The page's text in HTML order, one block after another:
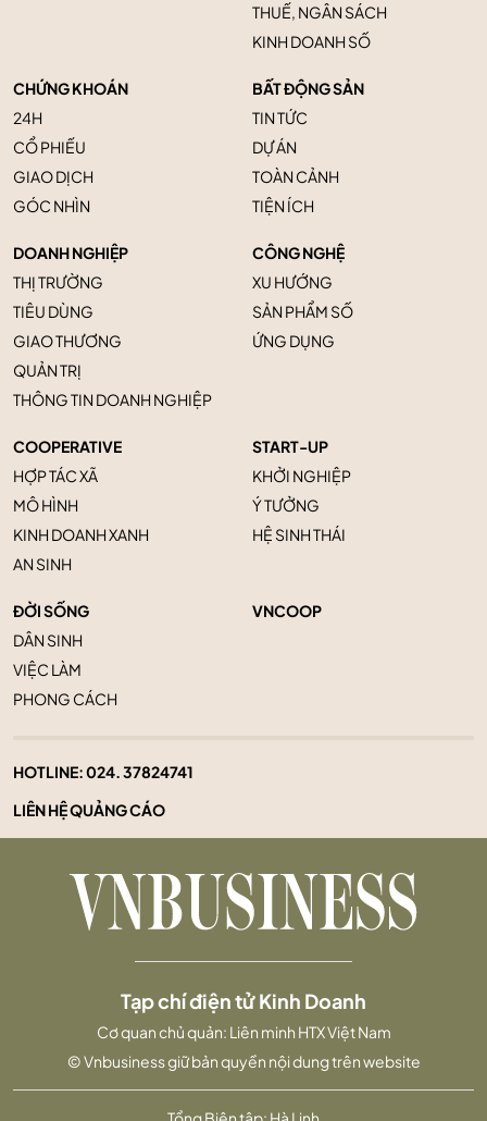
THUẾ, NGÂN SÁCH
KINH DOANH SỐ
CHỨNG KHOÁN
24H
CỔ PHIẾU
GIAO DỊCH
GÓC NHÌN
BẤT ĐỘNG SẢN
TIN TỨC
DỰ ÁN
TOÀN CẢNH
TIỆN ÍCH
DOANH NGHIỆP
THỊ TRƯỜNG
TIÊU DÙNG
GIAO THƯƠNG
QUẢN TRỊ
THÔNG TIN DOANH NGHIỆP
CÔNG NGHỆ
XU HƯỚNG
SẢN PHẨM SỐ
ỨNG DỤNG
COOPERATIVE
HỢP TÁC XÃ
MÔ HÌNH
KINH DOANH XANH
AN SINH
START-UP
KHỞI NGHIỆP
Ý TƯỞNG
HỆ SINH THÁI
ĐỜI SỐNG
DÂN SINH
VIỆC LÀM
PHONG CÁCH
VNCOOP
HOTLINE:024. 37824741
LIÊN HỆ QUẢNG CÁO
Tạp chí điện tử Kinh Doanh
Cơ quan chủ quản: Liên minh HTX Việt Nam
© Vnbusiness giữ bản quyền nội dung trên website